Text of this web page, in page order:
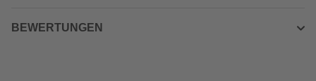
BEWERTUNGEN